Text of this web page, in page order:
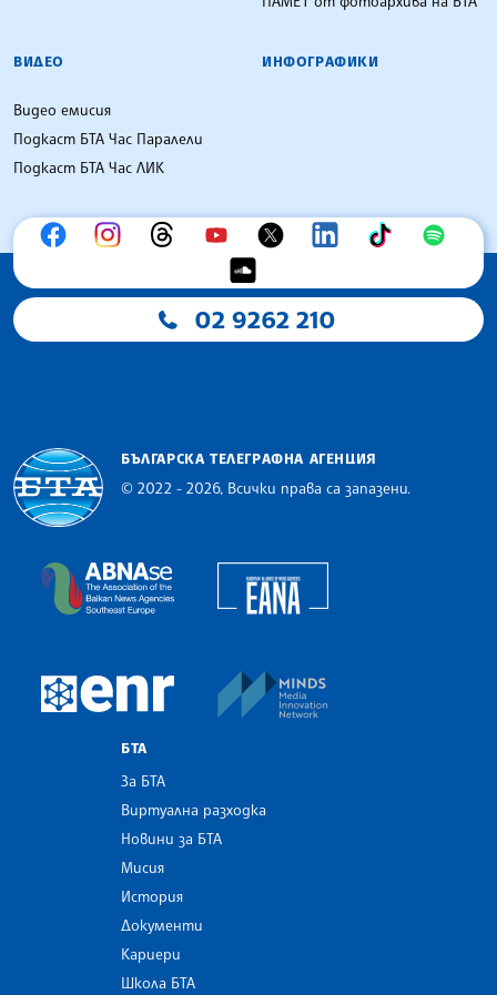
ВИДЕО
Видео емисия
Подкаст БТА Час Паралели
Подкаст БТА Час ЛИК
ИНФОГРАФИКИ
02 9262 210
БЪЛГАРСКА ТЕЛЕГРАФНА АГЕНЦИЯ
© 2022 - 2026, Всички права са запазени.
The Assocoation of the Balkan News Agencies
European Newsroom
БТА
За БТА
Виртуална разходка
Новини за БТА
Мисия
История
Документи
Кариери
Школа БТА